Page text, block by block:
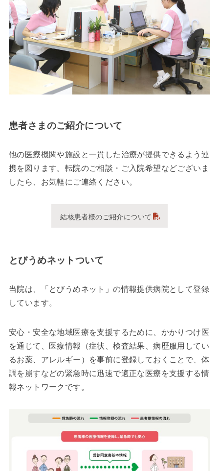
患者さまのご紹介について
他の医療機関や施設と一貫した治療が提供できるよう連
携を図ります。転院のご相談・ご入院希望などございま
したら、お気軽にご連絡ください。
結核患者様のご紹介について
とびうめネットついて
当院は、「とびうめネット」の情報提供病院として登録
しています。
安心・安全な地域医療を支援するために、かかりつけ医
を通じて、医療情報（症状、検査結果、病歴服用してい
るお薬、アレルギー）を事前に登録しておくことで、体
調を崩すなどの緊急時に迅速で適正な医療を支援する情
報ネットワークです。